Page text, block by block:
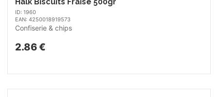
ID: 1960
EAN: 4250018919573
Confiserie & chips
2.86 €